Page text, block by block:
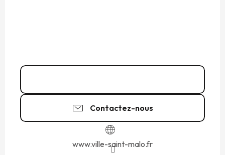
Contactez-nous
www.ville-saint-malo.fr